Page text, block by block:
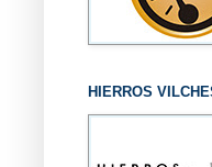
HIERROS